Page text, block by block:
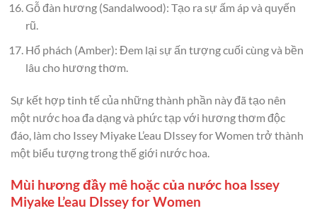
Gỗ đàn hương (Sandalwood): Tạo ra sự ấm áp và quyến
rũ.
Hổ phách (Amber): Đem lại sự ấn tượng cuối cùng và bền
lâu cho hương thơm.
Sự kết hợp tinh tế của những thành phần này đã tạo nên
một nước hoa đa dạng và phức tạp với hương thơm độc
đáo, làm cho Issey Miyake L’eau DIssey for Women trở thành
một biểu tượng trong thế giới nước hoa.
Mùi hương đầy mê hoặc của nước hoa Issey
Miyake L’eau DIssey for Women